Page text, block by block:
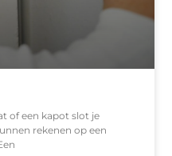
of een kapot slot je
rekenen op een